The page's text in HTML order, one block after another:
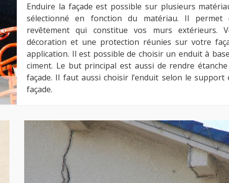
Enduire la façade est possible sur plusieurs
sélectionné en fonction du matériau. Il permet
revêtement qui constitue vos murs extérieurs.
décoration et une protection réunies sur votre
application. Il est possible de choisir un enduit à
ciment. Le but principal est aussi de rendre
façade. Il faut aussi choisir l’enduit selon le support
façade.